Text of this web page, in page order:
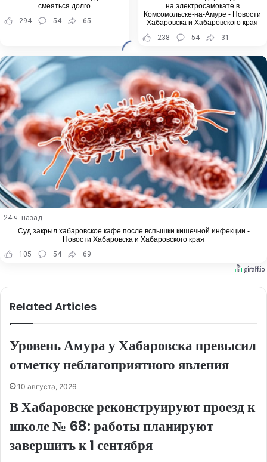
смеяться долго
294
54 65
на электросамокате в
Комсомольске-на-Амуре - Новости
Хабаровска и Хабаровского края
238
54 31
24 ч. назад
Суд закрыл хабаровское кафе после вспышки кишечной инфекции -
Новости Хабаровска и Хабаровского края
105
54 69
Related Articles
Уровень Амура у Хабаровска превысил
отметку неблагоприятного явления
10 августа, 2026
В Хабаровске реконструируют проезд к
школе № 68: работы планируют
завершить к 1 сентября